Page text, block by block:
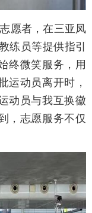
愿者，在三亚凤
练员等提供指引
终微笑服务，用
运动员离开时，
动员与我互换徽
，志愿服务不仅